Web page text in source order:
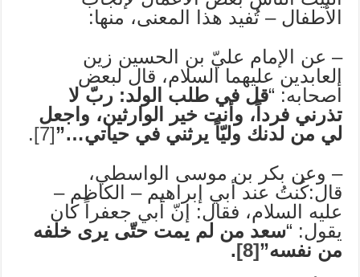
الأطفال – تُفيد هذا المعنى، منها:
– عن الإمام عليّ بن الحسين زين
العابدين عليهما السلام، قال لبعض
أصحابه: “قل في طلب الولد: ربّ لا
تذرني فرداً، وأنت خير الوارثين، واجعل
لي من لدنك وليّاً يرثني في حياتي…”[7]
.
– وعن بكر بن موسى الواسطي،
قال:كُنتُ عند أبي إبراهيم – الكاظم –
عليه السلام، فقال: إنّ أبي جعفراً كان
يقول: “سعد من لم يمت حتّى يرى خلفه
من نفسه”[8]
.